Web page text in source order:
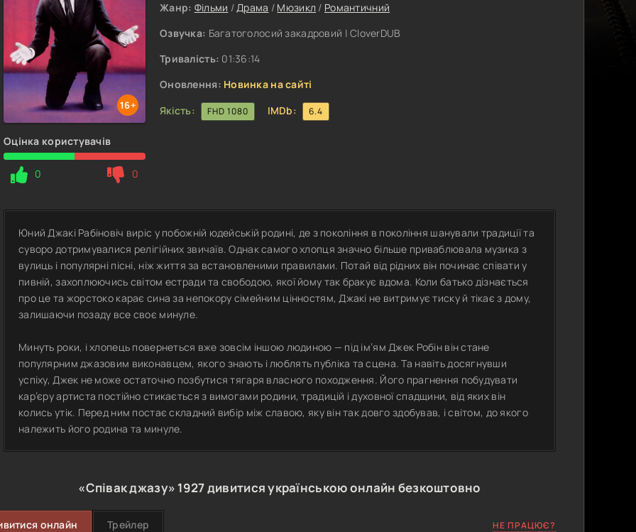
16+
Оцінка користувачів
0 0
Жанр: Фільми /Драма / Мюзикл / Романтичний
Озвучка: Багатоголосий закадровий | CloverDUB
Тривалість: 01:36:14
Оновлення: Новинка на сайті
Якість:
FHD 1080 IMDb: 6.4
Юний Джакі Рабіновіч виріс у побожній юдейській родині, де з покоління в покоління шанували традиції та
суворо дотримувалися релігійних звичаїв. Однак самого хлопця значно більше приваблювала музика з
вулиць і популярні пісні, ніж життя за встановленими правилами. Потай від рідних він починає співати у
пивній, захоплюючись світом естради та свободою, якої йому так бракує вдома. Коли батько дізнається
про це та жорстоко карає сина за непокору сімейним цінностям, Джакі не витримує тиску й тікає з дому,
залишаючи позаду все своє минуле.
Минуть роки, і хлопець повернеться вже зовсім іншою людиною — під ім’ям Джек Робін він стане
популярним джазовим виконавцем, якого знають і люблять публіка та сцена. Та навіть досягнувши
успіху, Джек не може остаточно позбутися тягаря власного походження. Його прагнення побудувати
кар’єру артиста постійно стикається з вимогами родини, традицій і духовної спадщини, від яких він
колись утік. Перед ним постає складний вибір між славою, яку він так довго здобував, і світом, до якого
належить його родина та минуле.
«Співак джазу» 1927дивитися українською онлайн безкоштовно
онлайн Трейлер НЕ ПРАЦЮЄ?